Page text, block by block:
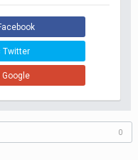
Twitter
Google
0